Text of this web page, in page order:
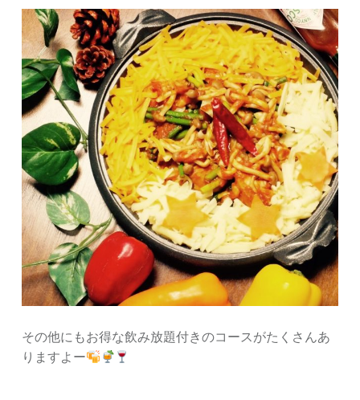
その他にもお得な飲み放題付きのコースがたくさんあ
りますよー